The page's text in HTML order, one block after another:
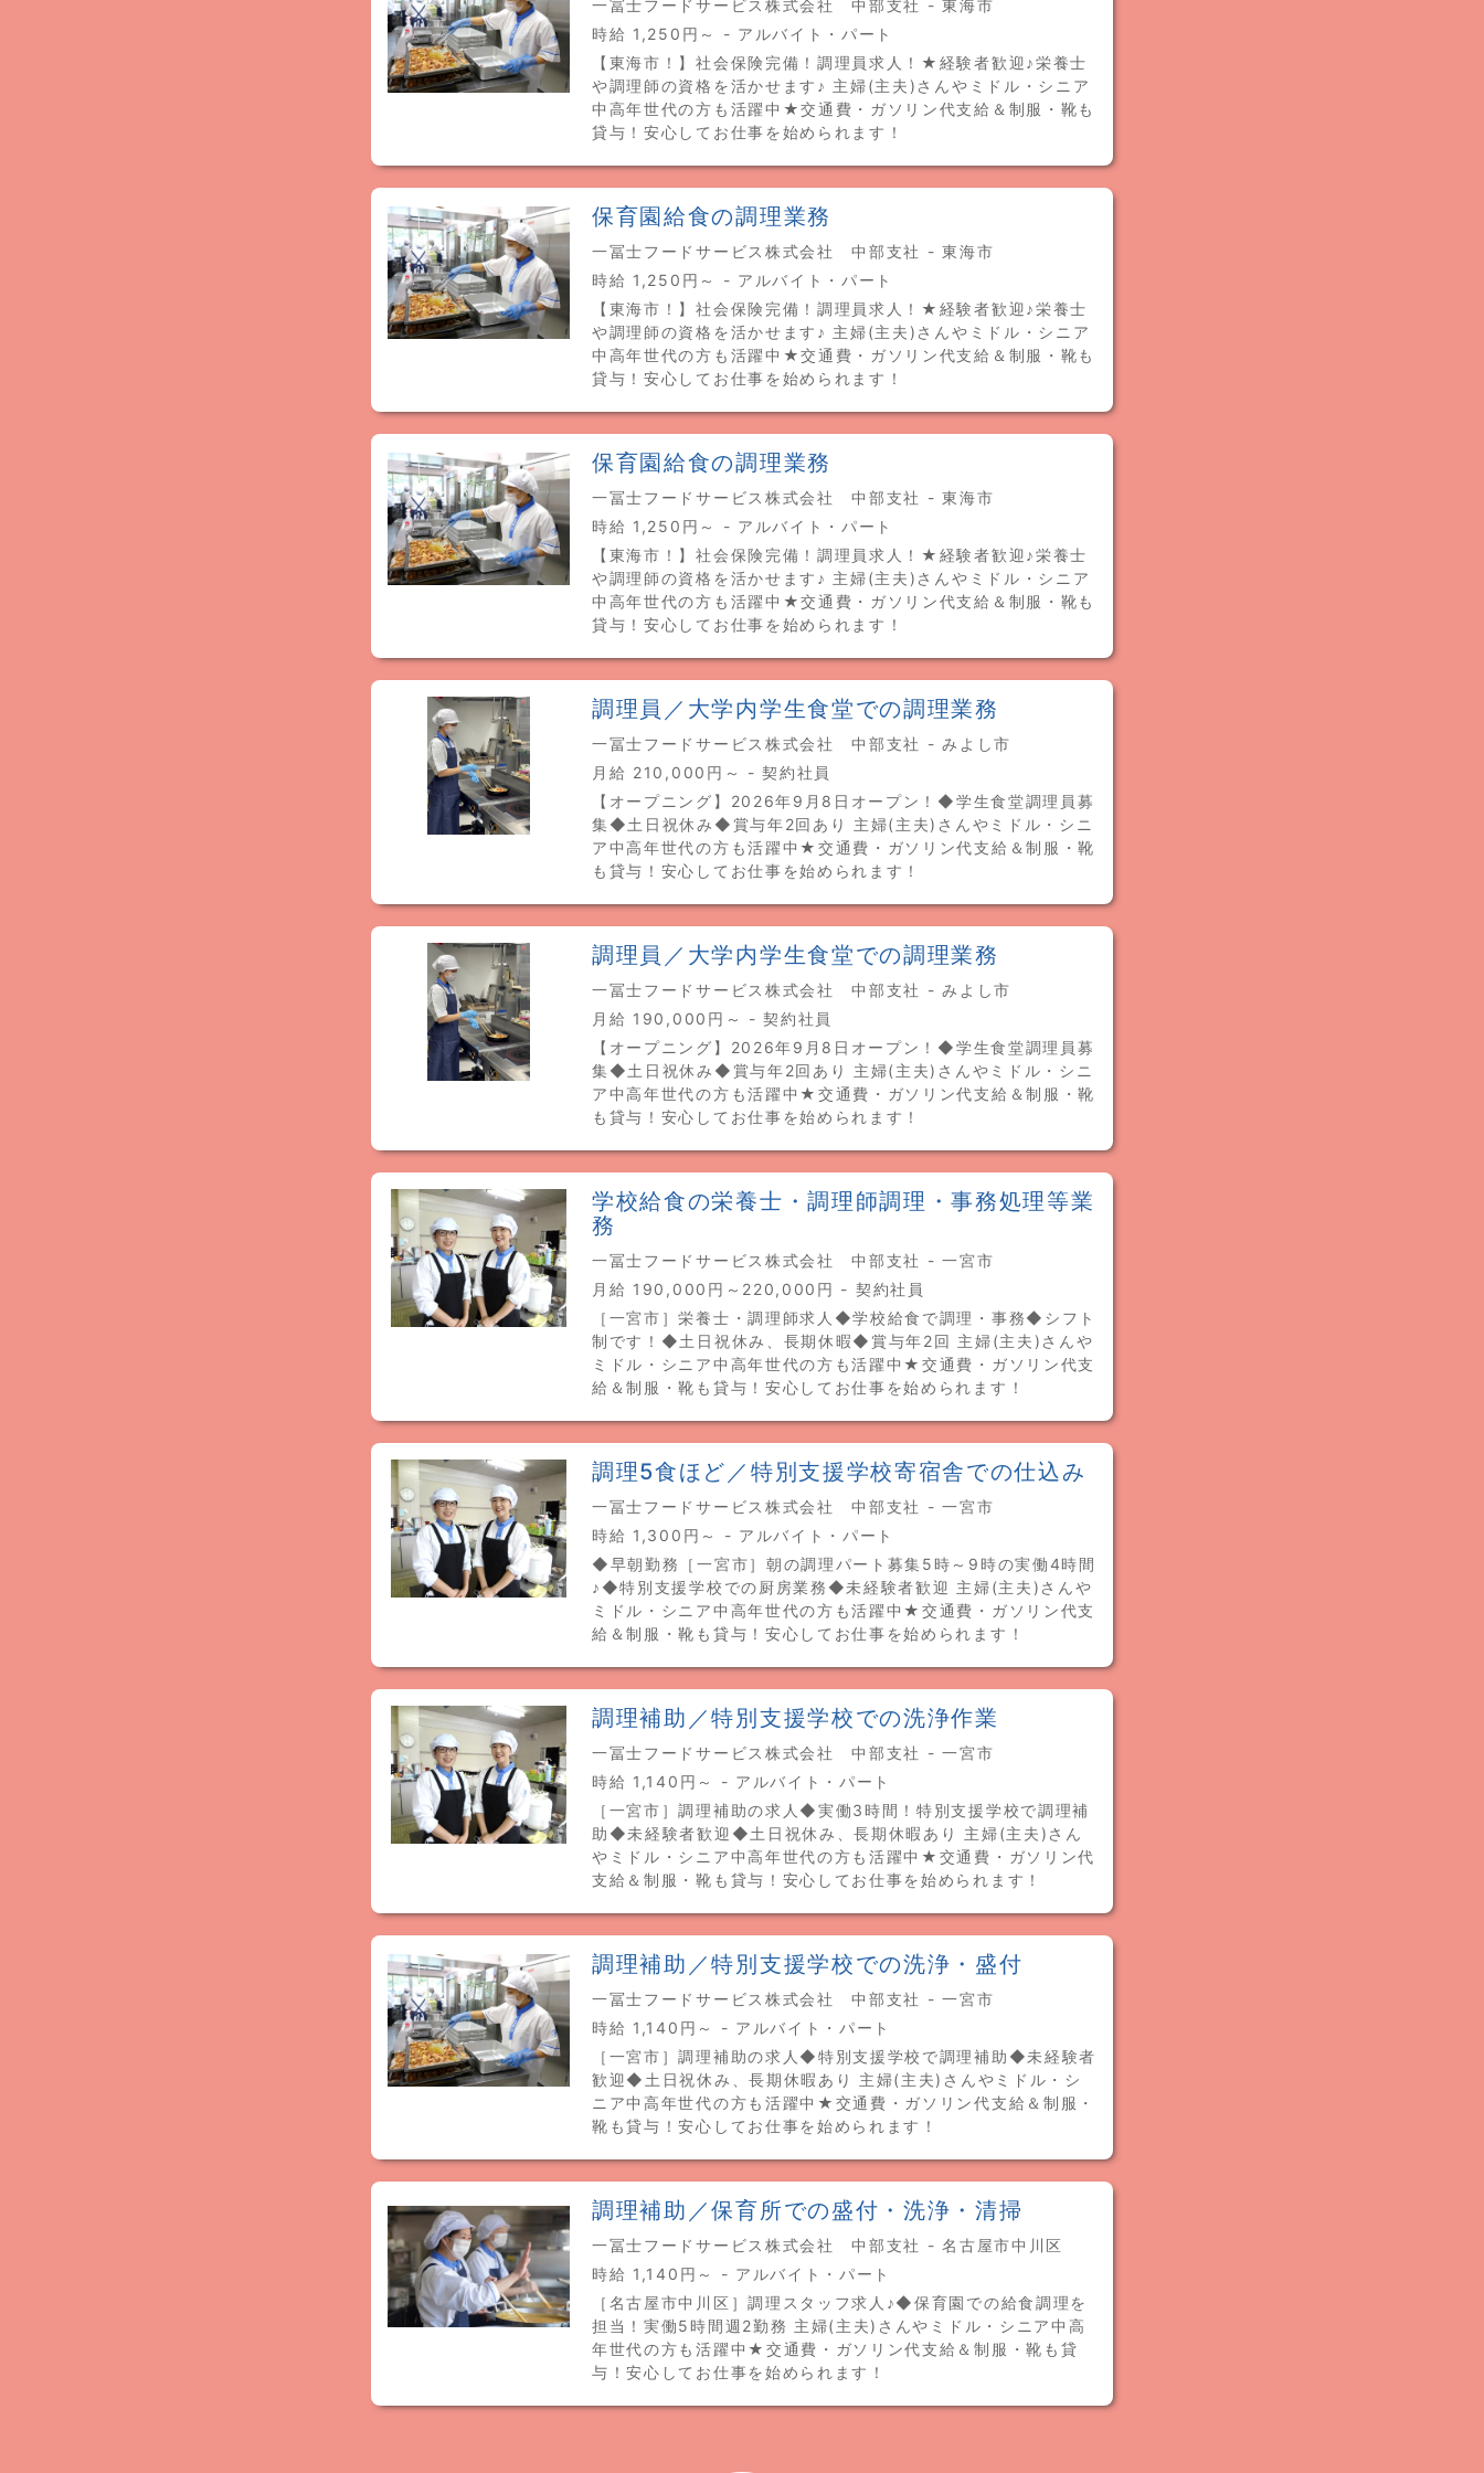
一冨士フードサービス株式会社 中部支社 - 東海市
時給 1,250円～ - アルバイト・パート
【東海市！】社会保険完備！調理員求人！★経験者歓迎♪栄養士
や調理師の資格を活かせます♪ 主婦(主夫)さんやミドル・シニア
中高年世代の方も活躍中★交通費・ガソリン代支給＆制服・靴も
貸与！安心してお仕事を始められます！
保育園給食の調理業務
一冨士フードサービス株式会社 中部支社 - 東海市
時給 1,250円～ - アルバイト・パート
【東海市！】社会保険完備！調理員求人！★経験者歓迎♪栄養士
や調理師の資格を活かせます♪ 主婦(主夫)さんやミドル・シニア
中高年世代の方も活躍中★交通費・ガソリン代支給＆制服・靴も
貸与！安心してお仕事を始められます！
保育園給食の調理業務
一冨士フードサービス株式会社 中部支社 - 東海市
時給 1,250円～ - アルバイト・パート
【東海市！】社会保険完備！調理員求人！★経験者歓迎♪栄養士
や調理師の資格を活かせます♪ 主婦(主夫)さんやミドル・シニア
中高年世代の方も活躍中★交通費・ガソリン代支給＆制服・靴も
貸与！安心してお仕事を始められます！
調理員／大学内学生食堂での調理業務
一冨士フードサービス株式会社 中部支社 - みよし市
月給 210,000円～ - 契約社員
【オープニング】2026年9月8日オープン！◆学生食堂調理員募
集◆土日祝休み◆賞与年2回あり 主婦(主夫)さんやミドル・シニ
ア中高年世代の方も活躍中★交通費・ガソリン代支給＆制服・靴
も貸与！安心してお仕事を始められます！
調理員／大学内学生食堂での調理業務
一冨士フードサービス株式会社 中部支社 - みよし市
月給 190,000円～ - 契約社員
【オープニング】2026年9月8日オープン！◆学生食堂調理員募
集◆土日祝休み◆賞与年2回あり 主婦(主夫)さんやミドル・シニ
ア中高年世代の方も活躍中★交通費・ガソリン代支給＆制服・靴
も貸与！安心してお仕事を始められます！
学校給食の栄養士・調理師調理・事務処理等業
務
一冨士フードサービス株式会社 中部支社 - 一宮市
月給 190,000円～220,000円 - 契約社員
［一宮市］栄養士・調理師求人◆学校給食で調理・事務◆シフト
制です！◆土日祝休み、長期休暇◆賞与年2回 主婦(主夫)さんや
ミドル・シニア中高年世代の方も活躍中★交通費・ガソリン代支
給＆制服・靴も貸与！安心してお仕事を始められます！
調理5食ほど／特別支援学校寄宿舎での仕込み
一冨士フードサービス株式会社 中部支社 - 一宮市
時給 1,300円～ - アルバイト・パート
◆早朝勤務［一宮市］朝の調理パート募集5時～9時の実働4時間
♪◆特別支援学校での厨房業務◆未経験者歓迎 主婦(主夫)さんや
ミドル・シニア中高年世代の方も活躍中★交通費・ガソリン代支
給＆制服・靴も貸与！安心してお仕事を始められます！
調理補助／特別支援学校での洗浄作業
一冨士フードサービス株式会社 中部支社 - 一宮市
時給 1,140円～ - アルバイト・パート
［一宮市］調理補助の求人◆実働3時間！特別支援学校で調理補
助◆未経験者歓迎◆土日祝休み、長期休暇あり 主婦(主夫)さん
やミドル・シニア中高年世代の方も活躍中★交通費・ガソリン代
支給＆制服・靴も貸与！安心してお仕事を始められます！
調理補助／特別支援学校での洗浄・盛付
一冨士フードサービス株式会社 中部支社 - 一宮市
時給 1,140円～ - アルバイト・パート
［一宮市］調理補助の求人◆特別支援学校で調理補助◆未経験者
歓迎◆土日祝休み、長期休暇あり 主婦(主夫)さんやミドル・シ
ニア中高年世代の方も活躍中★交通費・ガソリン代支給＆制服・
靴も貸与！安心してお仕事を始められます！
調理補助／保育所での盛付・洗浄・清掃
一冨士フードサービス株式会社 中部支社 - 名古屋市中川区
時給 1,140円～ - アルバイト・パート
［名古屋市中川区］調理スタッフ求人♪◆保育園での給食調理を
担当！実働5時間週2勤務 主婦(主夫)さんやミドル・シニア中高
年世代の方も活躍中★交通費・ガソリン代支給＆制服・靴も貸
与！安心してお仕事を始められます！